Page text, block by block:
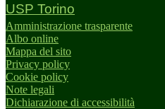
USP Torino
Amministrazione trasparente
Albo online
Mappa del sito
Privacy policy
Cookie policy
Note legali
Dichiarazione di accessibilità